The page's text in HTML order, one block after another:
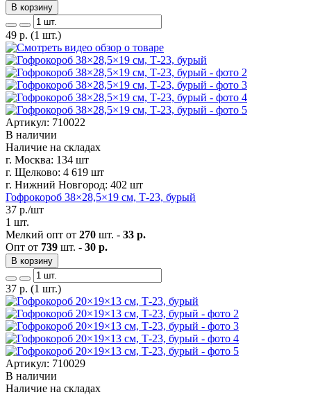
В корзину
49 р. (1 шт.)
Артикул: 710022
В наличии
Наличие на складах
г. Москва: 134 шт
г. Щелково: 4 619 шт
г. Нижний Новгород: 402 шт
Гофрокороб 38×28,5×19 см, Т-23, бурый
37 р./шт
1 шт.
Мелкий опт от 270 шт. - 33 р.
Опт от 739 шт. - 30 р.
В корзину
37 р. (1 шт.)
Артикул: 710029
В наличии
Наличие на складах